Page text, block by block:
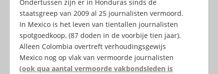
Ondertussen zijn er in Honduras sinds de
staatsgreep van 2009 al 25 journalisten vermoord.
In Mexico is het leven van tientallen journalisten
spotgoedkoop, (87 doden in de voorbije tien jaar).
Alleen Colombia overtreft verhoudingsgewijs
Mexico nog op vlak van vermoorde journalisten
(ook qua aantal vermoorde vakbondsleden is